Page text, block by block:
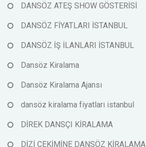
DANSÖZ ATEŞ SHOW GÖSTERİSİ
DANSÖZ FİYATLARI İSTANBUL
DANSÖZ İŞ İLANLARI İSTANBUL
Dansöz Kiralama
Dansöz Kiralama Ajansı
dansöz kiralama fiyatları istanbul
DİREK DANSÇI KİRALAMA
DİZİ ÇEKİMİNE DANSÖZ KİRALAMA